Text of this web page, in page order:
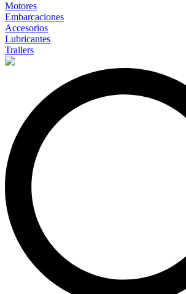
Motores
Embarcaciones
Accesorios
Lubricantes
Trailers